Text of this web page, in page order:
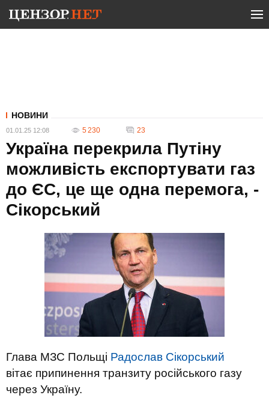
НОВИНИ
01.01.25 12:08 5 230 23
Україна перекрила Путіну
можливість експортувати газ
до ЄС, це ще одна перемога, -
Сікорський
Глава МЗС Польщі Радослав Сікорський
вітає припинення транзиту російського газу
через Україну.